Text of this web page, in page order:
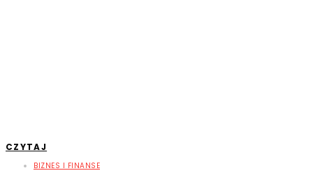
CZYTAJ
BIZNES I FINANSE